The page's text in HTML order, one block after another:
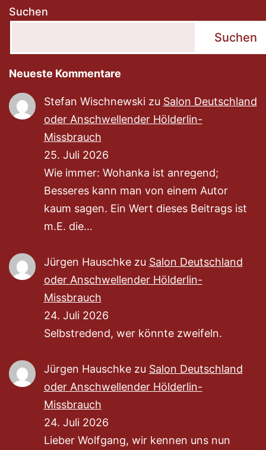
Suchen
Suchen
Neueste Kommentare
Stefan Wischnewski zu Salon Deutschland
oder Anschwellender Hölderlin-
Missbrauch
25. Juli 2026
Wie immer: Wohanka ist anregend;
Besseres kann man von einem Autor
kaum sagen. Ein Wert dieses Beitrags ist
m.E. die…
Jürgen Hauschkezu Salon Deutschland
oder Anschwellender Hölderlin-
Missbrauch
24. Juli 2026
Selbstredend, wer könnte zweifeln.
Jürgen Hauschkezu Salon Deutschland
oder Anschwellender Hölderlin-
Missbrauch
24. Juli 2026
Lieber Wolfgang, wir kennen uns nun